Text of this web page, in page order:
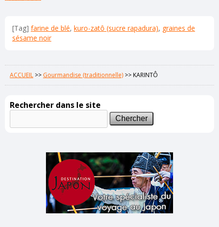
[Tag] farine de blé, kuro-zatô (sucre rapadura), graines de
sésame noir
ACCUEIL >> Gourmandise (traditionnelle) >>KARINTÔ
Rechercher dans le site